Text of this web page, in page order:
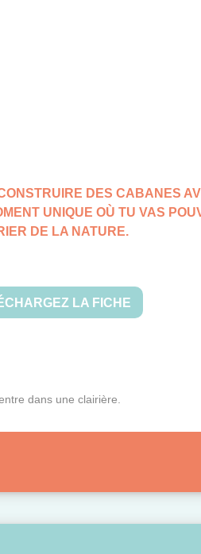
DES CABANES
UNIQUE OÙ TU VAS
DE LA NATURE.
LA FICHE
dans une clairière.